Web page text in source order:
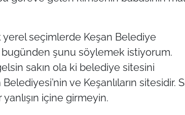
yerel seçimlerde Keşan Belediye
bugünden şunu söylemek istiyorum.
sakın ola ki belediye sitesini
ve Keşanlıların sitesidir.
içine girmeyin.